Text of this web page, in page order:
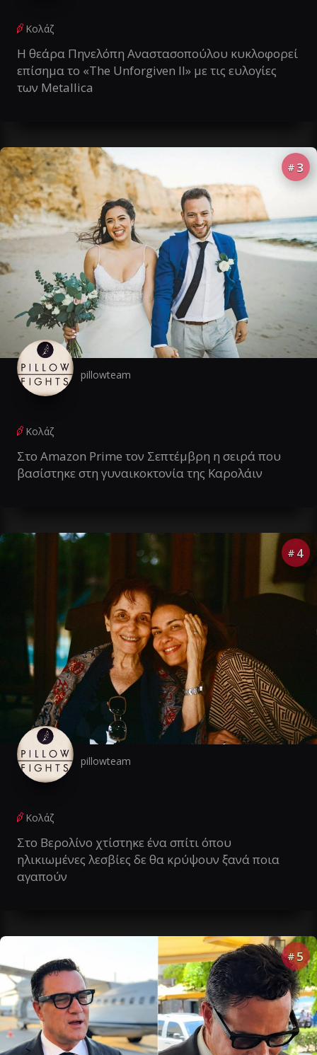
Κολάζ
Η θεάρα Πηνελόπη Αναστασοπούλου κυκλοφορεί
επίσημα το «The Unforgiven II» με τις ευλογίες
των Metallica
# 3
pillowteam
Κολάζ
Στο Amazon Prime τον Σεπτέμβρη η σειρά που
βασίστηκε στη γυναικοκτονία της Καρολάιν
# 4
pillowteam
Κολάζ
Στο Βερολίνο χτίστηκε ένα σπίτι όπου
ηλικιωμένες λεσβίες δε θα κρύψουν ξανά ποια
αγαπούν
# 5